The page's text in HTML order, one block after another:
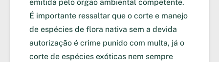
emitida pelo órgão ambiental competente.
É importante ressaltar que o corte e manejo
de espécies de flora nativa sem a devida
autorização é crime punido com multa, já o
corte de espécies exóticas nem sempre